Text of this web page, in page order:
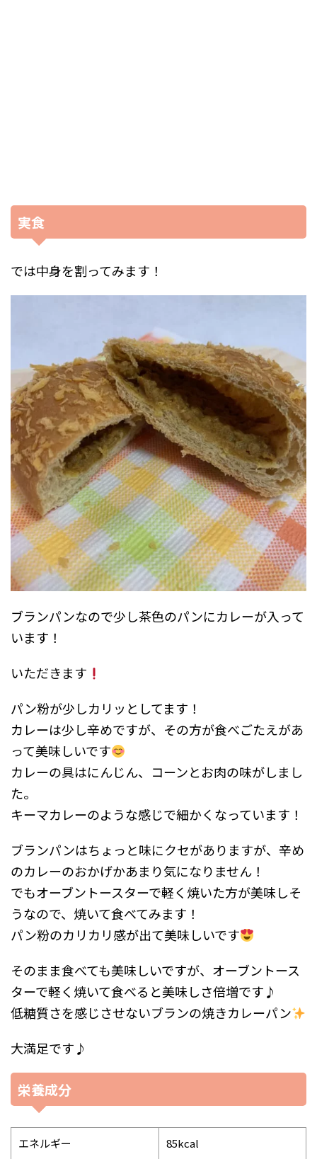
実食
では中身を割ってみます！
ブランパンなので少し茶色のパンにカレーが入って
います！
いただきます
パン粉が少しカリッとしてます！
カレーは少し辛めですが、その方が食べごたえがあ
って美味しいです
カレーの具はにんじん、コーンとお肉の味がしまし
た。
キーマカレーのような感じで細かくなっています！
ブランパンはちょっと味にクセがありますが、辛め
のカレーのおかげかあまり気になりません！
でもオーブントースターで軽く焼いた方が美味しそ
うなので、焼いて食べてみます！
パン粉のカリカリ感が出て美味しいです
そのまま食べても美味しいですが、オーブントース
ターで軽く焼いて食べると美味しさ倍増です♪
低糖質さを感じさせないブランの焼きカレーパン
大満足です♪
栄養成分
エネルギー 85kcal